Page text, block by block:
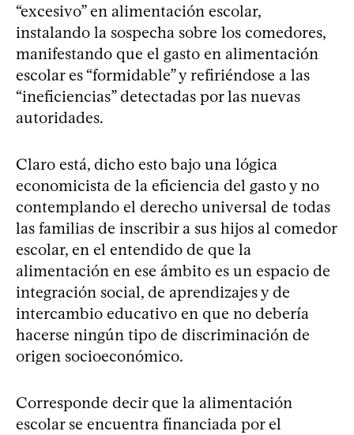
“excesivo” en alimentación escolar,
instalando la sospecha sobre los comedores,
manifestando que el gasto en alimentación
escolar es “formidable” y refiriéndose a las
“ineficiencias” detectadas por las nuevas
autoridades.
Claro está, dicho esto bajo una lógica
economicista de la eficiencia del gasto y no
contemplando el derecho universal de todas
las familias de inscribir a sus hijos al comedor
escolar, en el entendido de que la
alimentación en ese ámbito es un espacio de
integración social, de aprendizajes y de
intercambio educativo en que no debería
hacerse ningún tipo de discriminación de
origen socioeconómico.
Corresponde decir que la alimentación
escolar se encuentra financiada por el